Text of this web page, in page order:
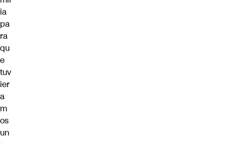
ia
pa
ra
qu
e
tuv
ier
a
m
os
un